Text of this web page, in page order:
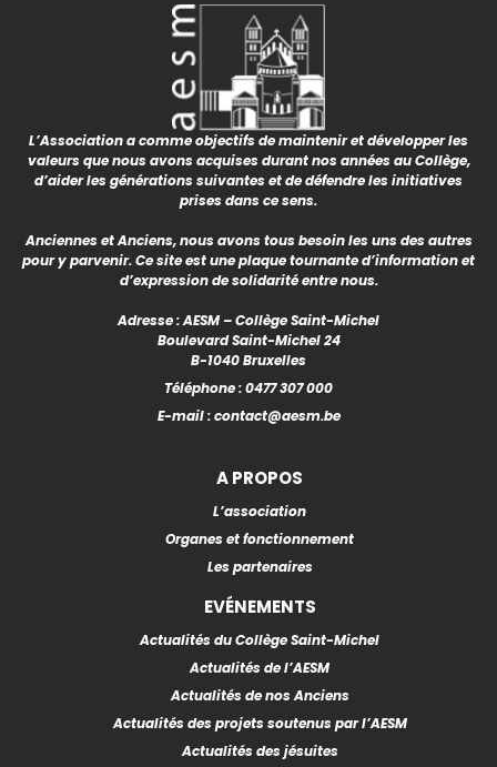
L’Association a comme objectifs de maintenir et développer les
valeurs que nous avons acquises durant nos années au Collège,
d’aider les générations suivantes et de défendre les initiatives
prises dans ce sens.
Anciennes et Anciens, nous avons tous besoin les uns des autres
pour y parvenir. Ce site est une plaque tournante d’information et
d’expression de solidarité entre nous.
Adresse : AESM – Collège Saint-Michel
Boulevard Saint-Michel 24
B-1040 Bruxelles
Téléphone :0477 307 000
E-mail :contact@aesm.be
A PROPOS
L’association
Organes et fonctionnement
Les partenaires
EVÉNEMENTS
Actualités du Collège Saint-Michel
Actualités de l’AESM
Actualités de nos Anciens
Actualités des projets soutenus par l’AESM
Actualités des jésuites